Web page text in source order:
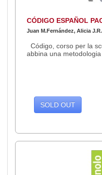
CÓDIGO ESPAÑOL
Juan M.Fernández, Alicia
Código, corso per la
abbina una metodologia
SOLD OUT